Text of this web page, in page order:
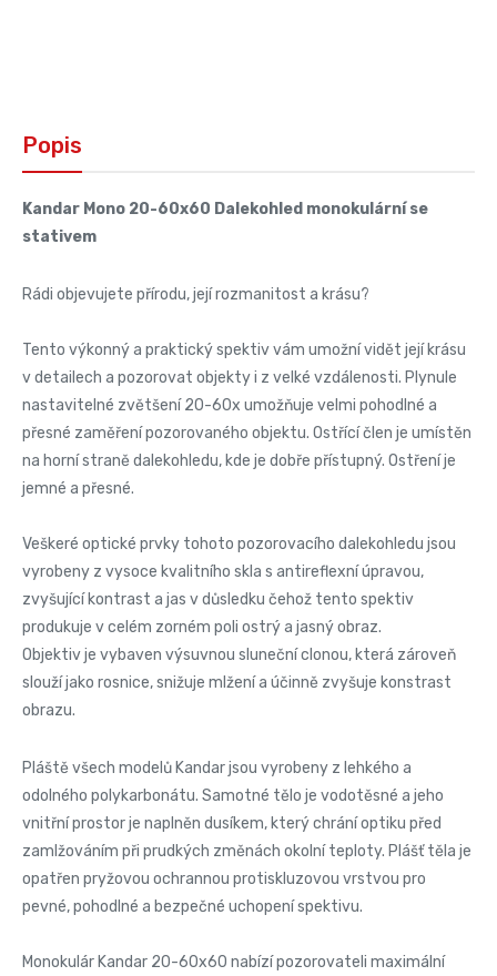
Popis
Kandar Mono 20-60x60 Dalekohled monokulární se
stativem
Rádi objevujete přírodu, její rozmanitost a krásu?
Tento výkonný a praktický spektiv vám umožní vidět její krásu
v detailech a pozorovat objekty i z velké vzdálenosti. Plynule
nastavitelné zvětšení 20-60x umožňuje velmi pohodlné a
přesné zaměření pozorovaného objektu. Ostřící člen je umístěn
na horní straně dalekohledu, kde je dobře přístupný. Ostření je
jemné a přesné.
Veškeré optické prvky tohoto pozorovacího dalekohledu jsou
vyrobeny z vysoce kvalitního skla s antireflexní úpravou,
zvyšující kontrast a jas v důsledku čehož tento spektiv
produkuje v celém zorném poli ostrý a jasný obraz.
Objektiv je vybaven výsuvnou sluneční clonou, která zároveň
slouží jako rosnice, snižuje mlžení a účinně zvyšuje konstrast
obrazu.
Pláště všech modelů Kandar jsou vyrobeny z lehkého a
odolného polykarbonátu. Samotné tělo je vodotěsné a jeho
vnitřní prostor je naplněn dusíkem, který chrání optiku před
zamlžováním při prudkých změnách okolní teploty. Plášť těla je
opatřen pryžovou ochrannou protiskluzovou vrstvou pro
pevné, pohodlné a bezpečné uchopení spektivu.
Monokulár Kandar 20-60x60 nabízí pozorovateli maximální